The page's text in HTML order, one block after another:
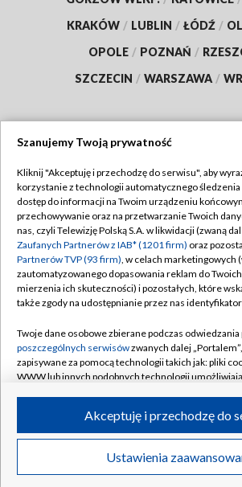
KRAKÓW / LUBLIN / ŁÓDŹ /
OPOLE / POZNAŃ /
SZCZECIN / WARSZAWA /
TVP
Abonament TVP
Emisja w TVP
Centrum informacji TVP
Naziemna Telewizja Cyfrowa
Rada Programowa
System NOS
Informacje o nadawcy
Program dla prasy
Ogłoszenie przetargowe
Regulamin TVP
Polityka
Moje zgody
Pomoc
Kontakt
Kanały
©2026 Telewizja Polska S.A. w
Szanujemy Twoją prywatność
Kliknij "Akceptuję i przechodzę do serwisu", aby
korzystanie z technologii automatycznego śledzenia
dostęp do informacji na Twoim urządzeniu
przechowywanie oraz na przetwarzanie Twoich
nas, czyli Telewizję Polską S.A. w likwidacji (zwaną
Zaufanych Partnerów z IAB* (1201 firm) oraz
Partnerów TVP (93 firm), w celach marketingowych
zautomatyzowanego dopasowania reklam do
mierzenia ich skuteczności) i pozostałych, które
także zgody na udostępnianie przez nas
Twoje dane osobowe zbierane podczas odwiedzania
poszczególnych serwisówzwanych dalej
zapisywane za pomocą technologii takich jak: pliki
WWW lub innych podobnych technologii
ruchu w Internecie.
Twoje dane osobowe zbierane podczas odwiedzania
poszczególnych serwisówna Portalu, takie jak
Ustawienia
Akceptuję i przechodzę do